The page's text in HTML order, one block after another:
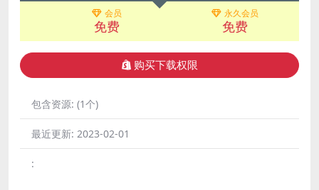
会员
免费
永久会员
免费
购买下载权限
包含资源: (1个)
最近更新: 2023-02-01
: